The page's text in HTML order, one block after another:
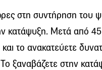
στη συντήρηση του
κατάψυξη. Μετά από
και το ανακατεύετε
ξαναβάζετε στην